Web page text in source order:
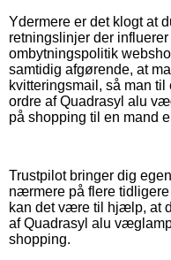
Ydermere er det klogt at
retningslinjer der
ombytningspolitik
samtidig afgørende, at
kvitteringsmail, så man
ordre af Quadrasyl alu
på shopping til en mand
Trustpilot bringer dig
nærmere på flere
kan det være til hjælp, at
af Quadrasyl alu
shopping.